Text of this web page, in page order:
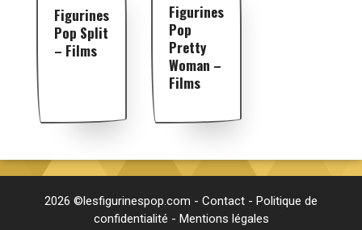
Figurines
Pop Split
– Films
Figurines
Pop
Pretty
Woman –
Films
2026 ©lesfigurinespop.com - Contact - Politique de
confidentialité - Mentions légales